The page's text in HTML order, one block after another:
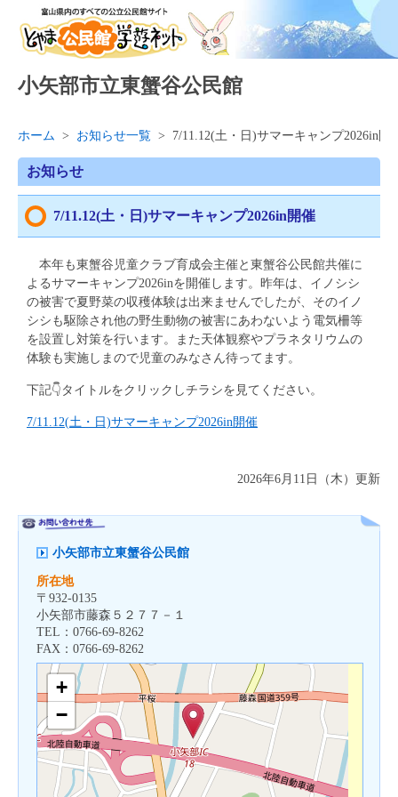
小矢部市立東蟹谷公民館
ホーム > お知らせ一覧 > 7/11.12(土・日)サマーキャンプ2026in開
お知らせ
7/11.12(土・日)サマーキャンプ2026in開催
本年も東蟹谷児童クラブ育成会主催と東蟹谷公民館共催に
よるサマーキャンプ2026inを開催します。昨年は、イノシシ
の被害で夏野菜の収穫体験は出来ませんでしたが、そのイノ
シシも駆除され他の野生動物の被害にあわないよう電気柵等
を設置し対策を行います。また天体観察やプラネタリウムの
体験も実施しまので児童のみなさん待ってます。
下記👇タイトルをクリックしチラシを見てください。
7/11.12(土・日)サマーキャンプ2026in開催
2026年6月11日（木）更新
小矢部市立東蟹谷公民館
所在地
〒 932-0135
小矢部市藤森５２７７－１
TEL： 0766-69-8262
FAX： 0766-69-8262
+
−